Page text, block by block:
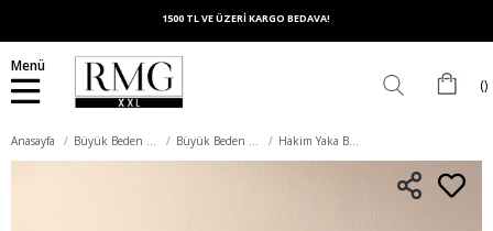
1500 TL VE ÜZERİ KARGO BEDAVA!
Menü
Anasayfa Büyük Beden Üst Giyim Büyük Beden Bluz Hakim Yaka Büyük Beden Düğmeli Bluz Yeşil